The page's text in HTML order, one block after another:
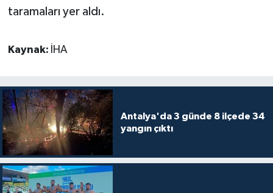
taramaları yer aldı.
Kaynak: İHA
Antalya'da 3 günde 8 ilçede 34
yangın çıktı
Televizyon